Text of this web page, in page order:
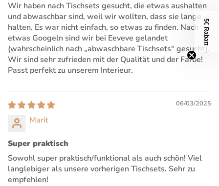
Wir haben nach Tischsets gesucht, die etwas aushalten
und abwaschbar sind, weil wir wollten, dass sie lange
halten. Es war nicht einfach, so etwas zu finden. Nach
etwas Googeln sind wir bei Eeveve gelandet
(wahrscheinlich nach „abwaschbare Tischsets“ gesucht).
Wir sind sehr zufrieden mit der Qualität und der Farbe!
Passt perfekt zu unserem Interieur.
06/03/2025
Marit
Super praktisch
Sowohl super praktisch/funktional als auch schön! Viel
langlebiger als unsere vorherigen Tischsets. Sehr zu
empfehlen!
5€ Rabatt